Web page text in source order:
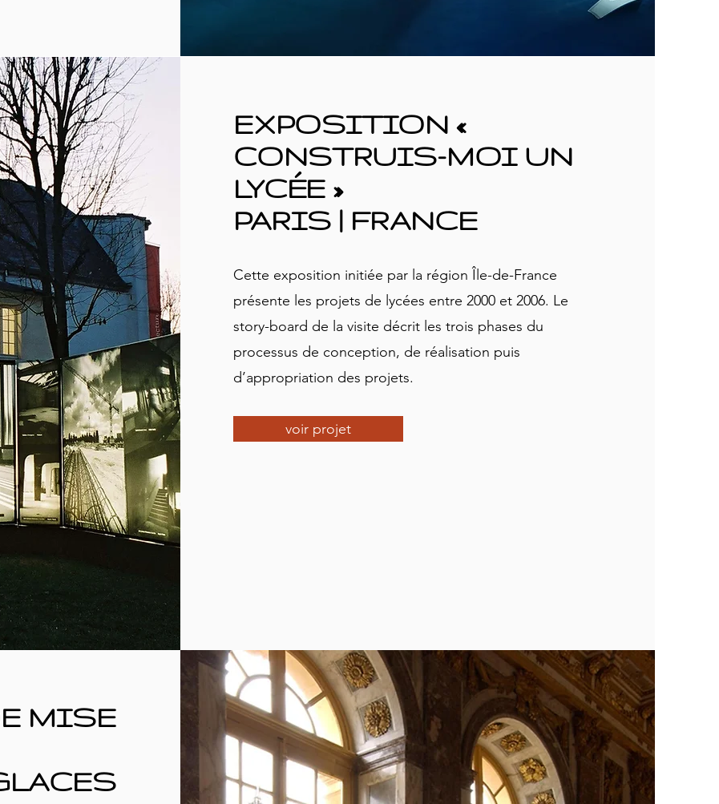
EXPOSITION «
CONSTRUIS-MOI UN
LYCÉE »
PARIS | FRANCE
Cette exposition initiée par la région Île-de-France
présente les projets de lycées entre 2000 et 2006. Le
story-board de la visite décrit les trois phases du
processus de conception, de réalisation puis
d’appropriation des projets.
voir projet
MISE